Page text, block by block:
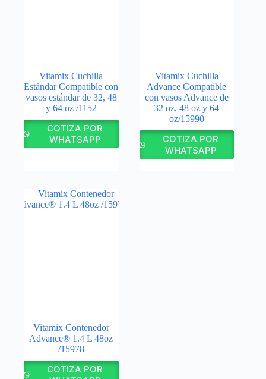
Vitamix Cuchilla
Estándar Compatible con
vasos estándar de 32, 48
y 64 oz /1152
COTIZA POR
WHATSAPP
Vitamix Cuchilla
Advance Compatible
con vasos Advance de
32 oz, 48 oz y 64
oz/15990
COTIZA POR
WHATSAPP
Vitamix Contenedor
Advance® 1.4 L 48oz
/15978
COTIZA POR